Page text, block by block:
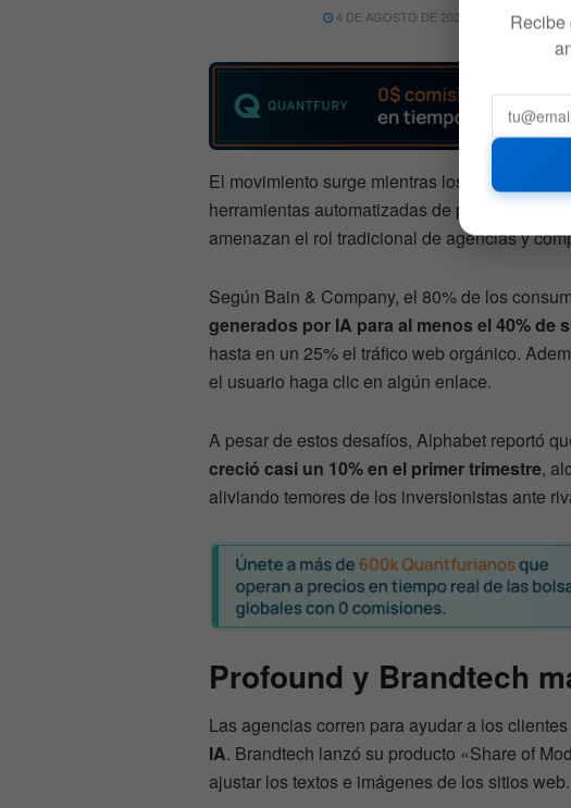
4 DE AGOSTO DE 2026 545
El movimiento surge mientras los anunciantes
herramientas automatizadas de publicidad
amenazan el rol tradicional de agencias y
Según Bain & Company, el 80% de los
generados por IA para al menos el 40% de
hasta en un 25% el tráfico web orgánico.
el usuario haga clic en algún enlace.
A pesar de estos desafíos, Alphabet reportó
creció casi un 10% en el primer trimestre,
aliviando temores de los inversionistas ante
Profound y Brandtech
Las agencias corren para ayudar a los
IA. Brandtech lanzó su producto «Share of
ajustar los textos e imágenes de los sitios web.
Recibe